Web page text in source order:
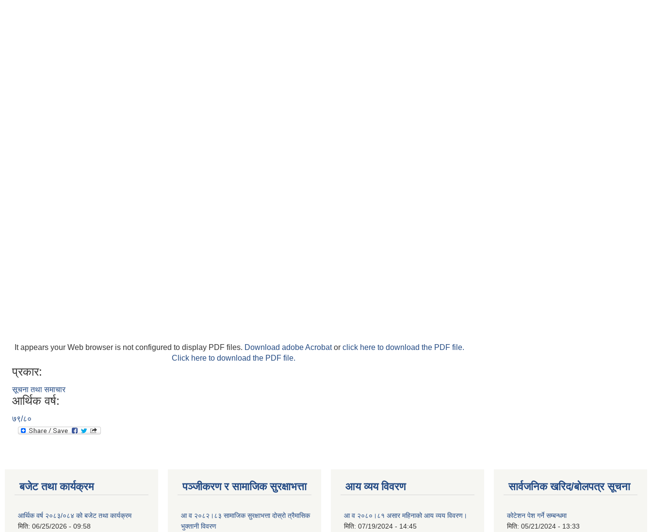
It appears your Web browser is not configured to display PDF files. Download adobe Acrobator click here to download the PDF file.
Click here to download the PDF file.
प्रकार:
सूचना तथा समाचार
आर्थिक वर्ष:
७९/८०
बजेट तथा कार्यक्रम
आर्थिक वर्ष २०८३/०८४ को बजेट तथा कार्यक्रम
मिति: 06/25/2026 - 09:58
पञ्जीकरण र सामाजिक सुरक्षाभत्ता
आ व २०८२।८३ सामाजिक सुरक्षाभत्ता दोस्रो त्रैमासिक
भुक्तानी विवरण
आय व्यय विवरण
आ व २०८०।८१ असार महिनाको आय व्यय विवरण।
मिति: 07/19/2024 - 14:45
सार्वजनिक खरिद/बोलपत्र सूचना
कोटेशन पेश गर्ने सम्बन्धमा
मिति: 05/21/2024 - 13:33